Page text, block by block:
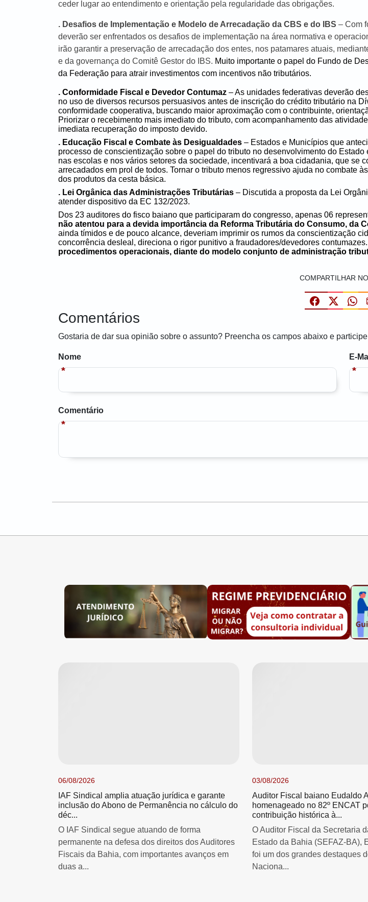
ceder lugar ao entendimento e orientação pela regularidade das obrigações.
. Desafios de Implementação e Modelo de Arrecadação da CBS e do IBS – Com
deverão ser enfrentados os desafios de implementação na área normativa e
irão garantir a preservação de arrecadação dos entes, nos patamares atuais,
e da governança do Comitê Gestor do IBS. Muito importante o papel do Fundo de
da Federação para atrair investimentos com incentivos não tributários.
. Conformidade Fiscal e Devedor Contumaz – As unidades federativas deverão
no uso de diversos recursos persuasivos antes de inscrição do crédito tributário na
conformidade cooperativa, buscando maior aproximação com o contribuinte,
Priorizar o recebimento mais imediato do tributo, com acompanhamento das
imediata recuperação do imposto devido.
. Educação Fiscal e Combate às Desigualdades – Estados e Municípios que
processo de conscientização sobre o papel do tributo no desenvolvimento do
nas escolas e nos vários setores da sociedade, incentivará a boa cidadania, que se
arrecadados em prol de todos. Tornar o tributo menos regressivo ajuda no combate
dos produtos da cesta básica.
. Lei Orgânica das Administrações Tributárias – Discutida a proposta da Lei
atender dispositivo da EC 132/2023.
Dos 23 auditores do fisco baiano que participaram do congresso, apenas 06
não atentou para a devida importância da Reforma Tributária do Consumo, da
ainda tímidos e de pouco alcance, deveriam imprimir os rumos da conscientização
concorrência desleal, direciona o rigor punitivo a fraudadores/devedores contumazes.
procedimentos operacionais, diante do modelo conjunto de administração
COMPARTILHAR
Comentários
Gostaria de dar sua opinião sobre o assunto? Preencha os campos abaixo e
Nome E-
Comentário
06/08/2026
IAF Sindical amplia atuação jurídica e garante
inclusão do Abono de Permanência no cálculo do
déc...
O IAF Sindical segue atuando de forma
permanente na defesa dos direitos dos Auditores
Fiscais da Bahia, com importantes avanços em
duas a...
03/08/2026
Auditor Fiscal baiano Eudaldo
homenageado no 82º ENCAT
contribuição histórica à...
O Auditor Fiscal da Secretaria
Estado da Bahia (SEFAZ-BA),
foi um dos grandes destaques
Naciona...